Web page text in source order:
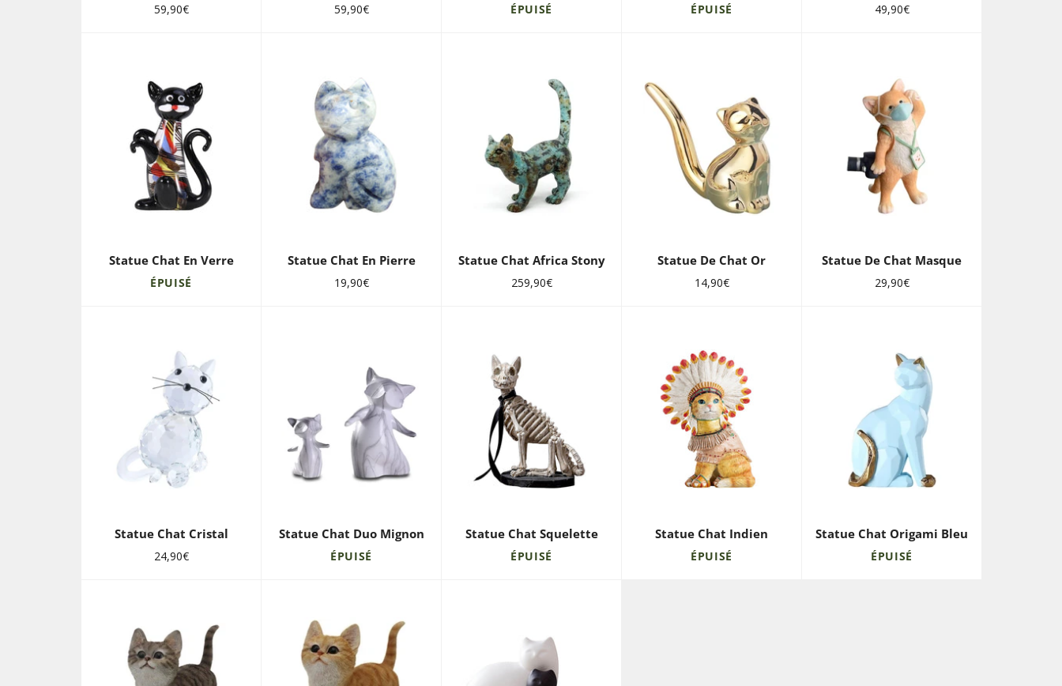
Prix
59,90€
Prix
59,90€ ÉPUISÉ ÉPUISÉ
Prix
49,90€
Statue Chat En Verre
ÉPUISÉ
Statue Chat En Pierre
Prix
19,90€
Statue Chat Africa Stony
Prix
259,90€
Statue De Chat Or
Prix
14,90€
Statue De Chat Masque
Prix
29,90€
Statue Chat Cristal
Prix
24,90€
Statue Chat Duo Mignon
ÉPUISÉ
Statue Chat Squelette
ÉPUISÉ
Statue Chat Indien
ÉPUISÉ
Statue Chat Origami Bleu
ÉPUISÉ